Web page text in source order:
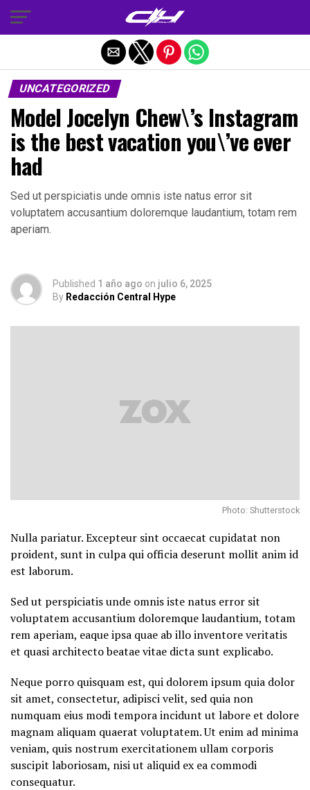
UNCATEGORIZED
Model Jocelyn Chew\’s Instagram
is the best vacation you\’ve ever
had
Sed ut perspiciatis unde omnis iste natus error sit
voluptatem accusantium doloremque laudantium, totam rem
aperiam.
Published 1 año ago on julio 6, 2025
By Redacción Central Hype
Photo: Shutterstock
Nulla pariatur. Excepteur sint occaecat cupidatat non
proident, sunt in culpa qui officia deserunt mollit anim id
est laborum.
Sed ut perspiciatis unde omnis iste natus error sit
voluptatem accusantium doloremque laudantium, totam
rem aperiam, eaque ipsa quae ab illo inventore veritatis
et quasi architecto beatae vitae dicta sunt explicabo.
Neque porro quisquam est, qui dolorem ipsum quia dolor
sit amet, consectetur, adipisci velit, sed quia non
numquam eius modi tempora incidunt ut labore et dolore
magnam aliquam quaerat voluptatem. Ut enim ad minima
veniam, quis nostrum exercitationem ullam corporis
suscipit laboriosam, nisi ut aliquid ex ea commodi
consequatur.
Salir de la versión móvil